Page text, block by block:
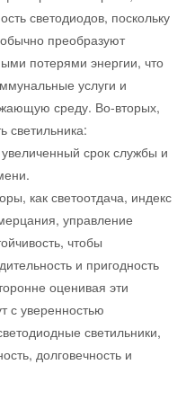
светодиодов, поскольку
преобразуют
потерями энергии, что
услуги и
среду. Во-вторых,
светильника:
срок службы и
как светоотдача, индекс
управление
чтобы
и пригодность
оценивая эти
с уверенностью
светильники,
долговечность и